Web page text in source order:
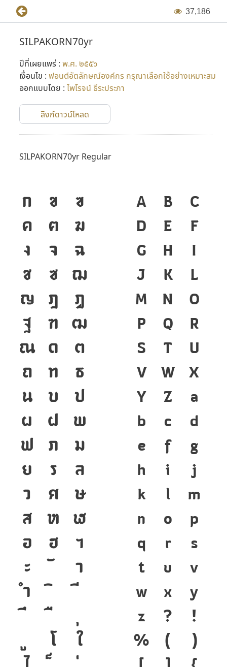
37,186
SILPAKORN70yr
ปีที่เผยแพร่ : พ.ศ. ๒๕๕๖
เงื่อนไข : ฟอนต์อัตลักษณ์องค์กร กรุณาเลือกใช้อย่างเหมาะสม
ออกแบบโดย : ไพโรจน์ ธีระประภา
ลิงก์ดาวน์โหลด
SILPAKORN70yr Regular
ก ข
ฃ
ค
ฅ
ฆ
ง
จ
ฉ
ช
ซ
ฌ
ญ
ฎ
ฏ
ฐ
ฑ
ฒ
ณ ด
ต
ถ
ท
ธ
น
บ
ป
ผ
ฝ
พ
ฟ
ภ
ม
ย
ร
ล
ว
ศ
ษ
ส
ห
ฬ
อ
ฮ
ฯ
ะ
า
ำ
โ
ใ
ไ
A B
C
D
E
F
G
H
I
J
K
L
M
N
O
P
Q
R
S
T
U
V
W
X
Y
Z
a
b
c
d
e
f
g
h
i
j
k
l
m
n
o
p
q
r
s
t
u
v
w
x
y
z
?
!
%
(
)
[
]
{